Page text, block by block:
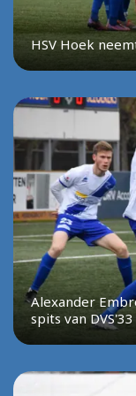
HSV Hoek
Alexander
spits van